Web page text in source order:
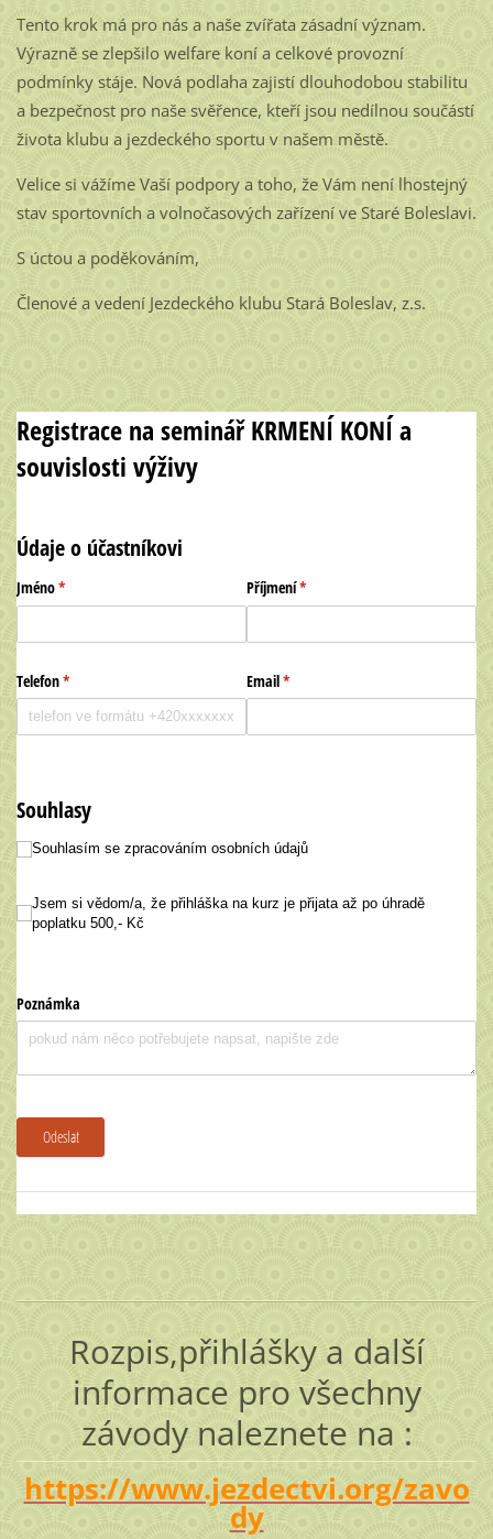
Tento krok má pro nás a naše zvířata zásadní význam.
Výrazně se zlepšilo welfare koní a celkové provozní
podmínky stáje. Nová podlaha zajistí dlouhodobou stabilitu
a bezpečnost pro naše svěřence, kteří jsou nedílnou součástí
života klubu a jezdeckého sportu v našem městě.
Velice si vážíme Vaší podpory a toho, že Vám není lhostejný
stav sportovních a volnočasových zařízení ve Staré Boleslavi.
S úctou a poděkováním,
Členové a vedení Jezdeckého klubu Stará Boleslav, z.s.
Rozpis,přihlášky a další
informace pro všechny
závody naleznete na :
https://www.jezdectvi.org/zavo
dy